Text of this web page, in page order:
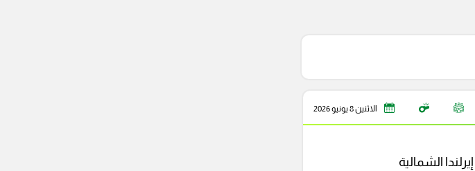
الاثنين 8 يونيو 2026
إيرلندا الشمالية